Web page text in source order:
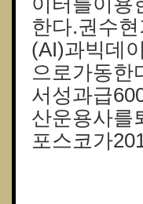
한다.권수
(AI)과빅데
으로가동한
서성과급
산운용사를
포스코가